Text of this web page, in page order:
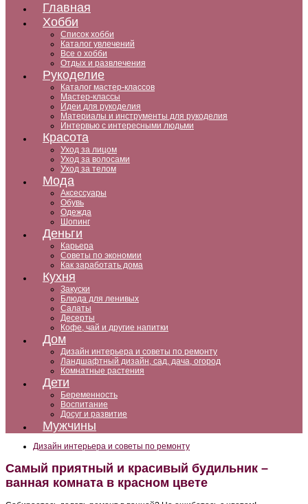
Главная
Хобби
Список хобби
Каталог увлечений
Все о хобби
Отдых и развлечения
Рукоделие
Каталог мастер-классов
Мастер-классы
Идеи для рукоделия
Материалы и инструменты для рукоделия
Интервью с интересными людьми
Красота
Уход за лицом
Уход за волосами
Уход за телом
Мода
Аксессуары
Обувь
Одежда
Шопинг
Деньги
Карьера
Советы по экономии
Как заработать дома
Кухня
Закуски
Блюда для ленивых
Салаты
Десерты
Кофе, чай и другие напитки
Дом
Дизайн интерьера и советы по ремонту
Ландшафтный дизайн, сад, дача, огород
Комнатные растения
Дети
Беременность
Воспитание
Досуг и развитие
Мужчины
Дизайн интерьера и советы по ремонту
Самый приятный и красивый будильник –
ванная комната в красном цвете